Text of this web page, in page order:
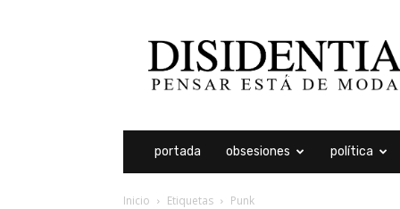
portada obsesiones política
Inicio Etiquetas Punk